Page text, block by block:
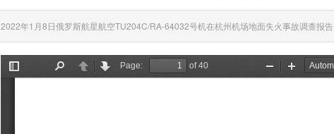
2022年1月8日俄罗斯航星航空TU204C/RA-64032号机在杭州机场地面失火事故调查报告